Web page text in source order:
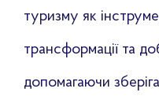
туризму як
трансформації та
допомагаючи